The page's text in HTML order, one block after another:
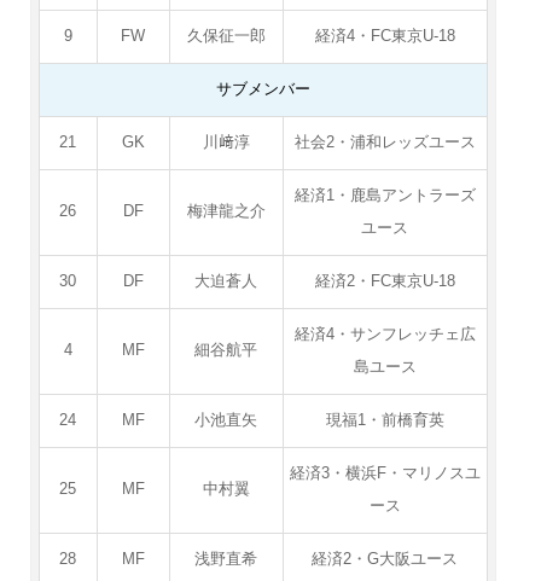
9 FW 久保征一郎 経済4・FC東京U-18
サブメンバー
21 GK 川﨑淳 社会2・浦和レッズユース
26 DF 梅津龍之介
経済1・鹿島アントラーズ
ユース
30 DF 大迫蒼人 経済2・FC東京U-18
4 MF 細谷航平
経済4・サンフレッチェ広
島ユース
24 MF 小池直矢 現福1・前橋育英
25 MF 中村翼
経済3・横浜F・マリノスユ
ース
28 MF 浅野直希 経済2・G大阪ユース